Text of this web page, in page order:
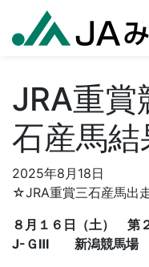
JRA重賞
石産馬結
2025年8月18日
☆JRA重賞三石産馬出
８月１６日（土） 第
J-ＧⅢ 新潟競馬場